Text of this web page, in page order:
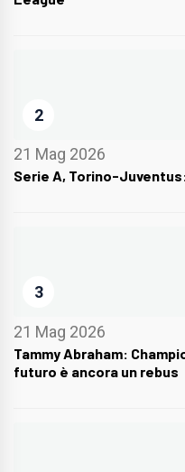
2
21 Mag 2026
Serie A, Torino-
3
21 Mag 2026
Tammy Abraham:
futuro è ancora un rebus